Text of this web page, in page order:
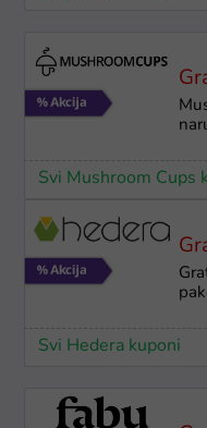
Svi Mushroom Cups
Svi Hedera kuponi